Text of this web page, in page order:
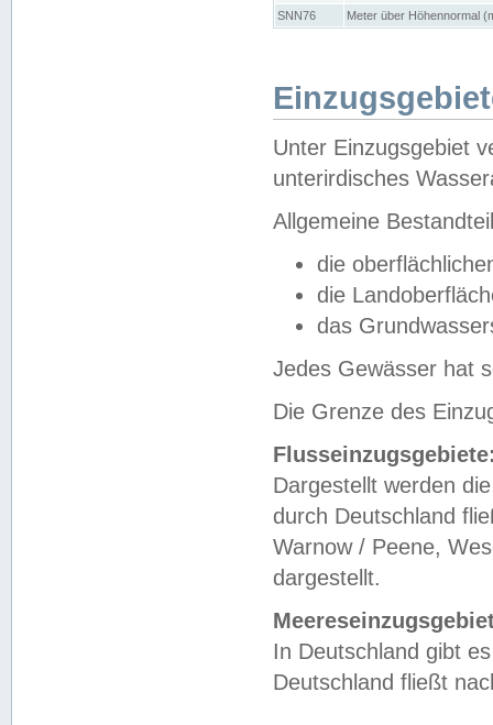
SNN76
Meter über Höhennormal
Unter Einzugsgebiet
unterirdisches
Allgemeine
die
die
das
Jedes Gewässer hat
Die Grenze des
Dargestellt werden
durch Deutschland
Warnow / Peene,
dargestellt.
In Deutschland gibt
Deutschland fließt